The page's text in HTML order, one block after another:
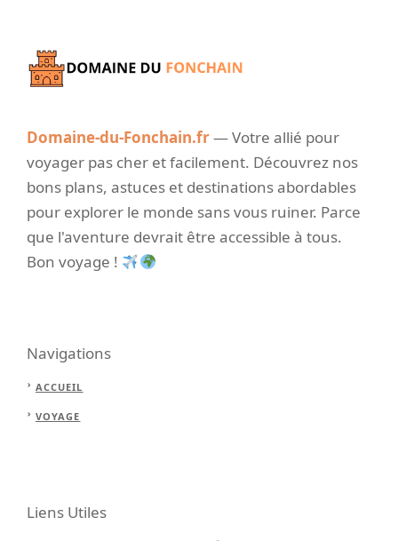
Domaine-du-Fonchain.fr— Votre allié pour
voyager pas cher et facilement. Découvrez nos
bons plans, astuces et destinations abordables
pour explorer le monde sans vous ruiner. Parce
que l'aventure devrait être accessible à tous.
Bon voyage !
Navigations
ACCUEIL
VOYAGE
Liens Utiles